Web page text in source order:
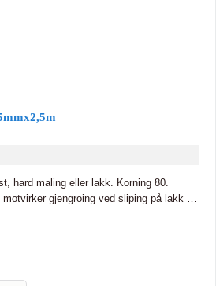
hard maling eller lakk. Korning 80.
gjengroing ved sliping på lakk og